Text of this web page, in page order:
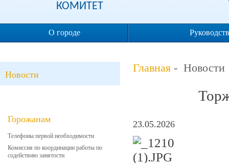
КОМИТЕТ
О городе
Новости
Горожанам
Телефоны первой необходимости
Комиссия по координации работы по
содействию занятости
Главная - Новости
23.05.2026